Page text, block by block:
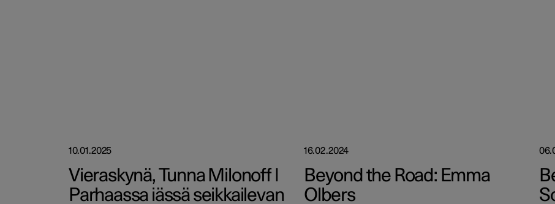
10.01.2025
Vieraskynä, Tunna Milonoff |
Parhaassa iässä seikkailevan
16.02.2024
Beyond the Road: Emma
Olbers